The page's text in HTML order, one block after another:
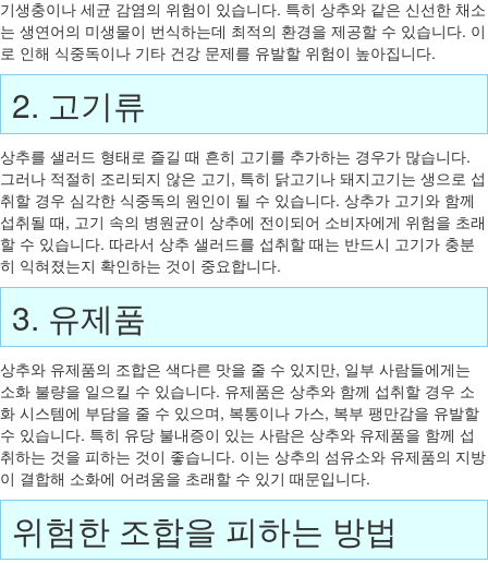
기생충이나 세균 감염의 위험이 있습니다. 특히 상추와 같은 신선한 채소
는 생연어의 미생물이 번식하는데 최적의 환경을 제공할 수 있습니다. 이
로 인해 식중독이나 기타 건강 문제를 유발할 위험이 높아집니다.
2. 고기류
상추를 샐러드 형태로 즐길 때 흔히 고기를 추가하는 경우가 많습니다.
그러나 적절히 조리되지 않은 고기, 특히 닭고기나 돼지고기는 생으로 섭
취할 경우 심각한 식중독의 원인이 될 수 있습니다. 상추가 고기와 함께
섭취될 때, 고기 속의 병원균이 상추에 전이되어 소비자에게 위험을 초래
할 수 있습니다. 따라서 상추 샐러드를 섭취할 때는 반드시 고기가 충분
히 익혀졌는지 확인하는 것이 중요합니다.
3. 유제품
상추와 유제품의 조합은 색다른 맛을 줄 수 있지만, 일부 사람들에게는
소화 불량을 일으킬 수 있습니다. 유제품은 상추와 함께 섭취할 경우 소
화 시스템에 부담을 줄 수 있으며, 복통이나 가스, 복부 팽만감을 유발할
수 있습니다. 특히 유당 불내증이 있는 사람은 상추와 유제품을 함께 섭
취하는 것을 피하는 것이 좋습니다. 이는 상추의 섬유소와 유제품의 지방
이 결합해 소화에 어려움을 초래할 수 있기 때문입니다.
위험한 조합을 피하는 방법